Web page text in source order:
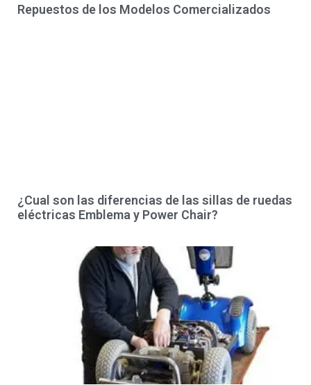
Repuestos de los Modelos Comercializados
¿Cual son las diferencias de las sillas de ruedas
eléctricas Emblema y Power Chair?